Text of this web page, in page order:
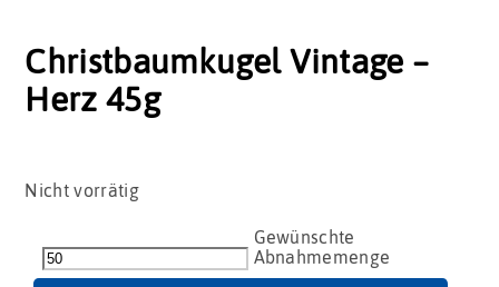
Christbaumkugel Vintage –
Herz 45g
Nicht vorrätig
Vintage
-